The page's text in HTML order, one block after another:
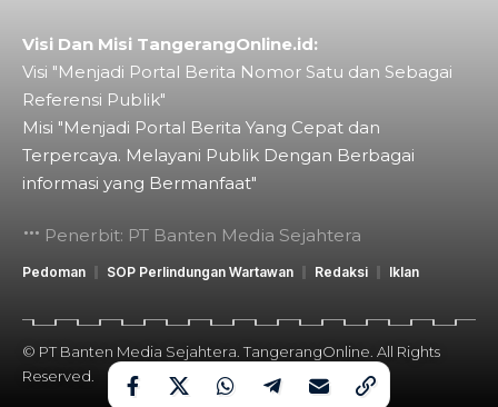
Visi Dan Misi TangerangOnline.id:
Visi "Menjadi Portal Berita Nomor Satu dan Sebagai
Referensi Publik"
Misi "Menjadi Portal Berita Yang Cepat dan
Terpercaya. Melayani Publik Dengan Berbagai
informasi yang Bermanfaat"
Penerbit: PT Banten Media Sejahtera
Pedoman SOP Perlindungan Wartawan Redaksi Iklan
© PT Banten Media Sejahtera. TangerangOnline. All Rights
Reserved.